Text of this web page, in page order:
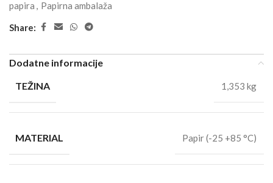
papira , Papirna ambalaža
Share:
Dodatne informacije
TEŽINA
1,353 kg
MATERIAL Papir (-25 +85 °C)